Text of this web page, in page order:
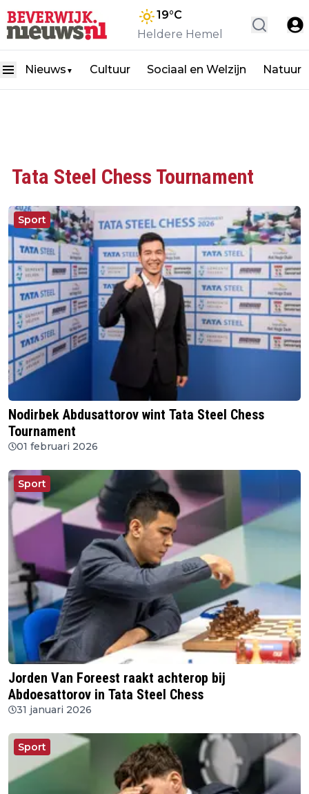
19°C
Heldere Hemel
Nieuws ▼ Cultuur Sociaal en Welzijn Natuur
Tata Steel Chess Tournament
Sport
Nodirbek Abdusattorov wint Tata Steel Chess
Tournament
01 februari 2026
Sport
Jorden Van Foreest raakt achterop bij
Abdoesattorov in Tata Steel Chess
31 januari 2026
Sport